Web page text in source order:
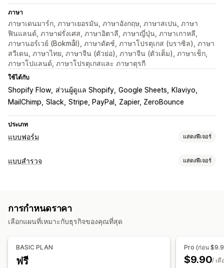
ภาษา
ภาษาเดนมาร์ก, ภาษาเยอรมัน, ภาษาอังกฤษ, ภาษาสเปน, ภาษา
ฟินแลนด์, ภาษาฝรั่งเศส, ภาษาอิตาลี, ภาษาญี่ปุ่น, ภาษาเกาหลี,
ภาษานอร์เวย์ (Bokmål), ภาษาดัตช์, ภาษาโปรตุเกส (บราซิล), ภาษา
สวีเดน, ภาษาไทย, ภาษาจีน (ตัวย่อ), ภาษาจีน (ตัวเต็ม), ภาษาเช็ก,
ภาษาโปแลนด์, ภาษาโปรตุเกสและ ภาษาตุรกี
ใช้ได้กับ
Shopify Flow ส่วนผู้ดูแล Shopify Google Sheets
Klaviyo
MailChimp Slack Stripe, PayPal Zapier, ZeroBounce
ประเภท
แบบฟอร์ม แสดงฟีเจอร์
ประเภทแบบฟอร์ม
การปรับแต่ง
JavaScript ที่กำหนดเอง
ตรรกะแบบไดนามิก
แบบสำรวจ แสดงฟีเจอร์
การอัปโหลดไฟล์ เทมเพลต
คะแนนโปรโมเตอร์สุทธิ (NPS)
การกำหนดราคา
เลือกแผนที่เหมาะกับธุรกิจของคุณที่สุด
BASIC PLAN
ฟรี
Pro (ก่อน
$9.90/ เดื